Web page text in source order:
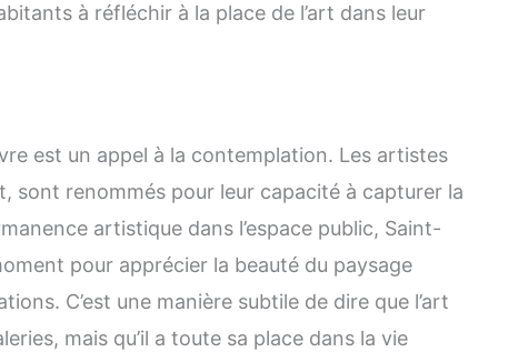
à réfléchir à la place de l’art dans leur
est un appel à la contemplation. Les artistes
sont renommés pour leur capacité à capturer la
artistique dans l’espace public, Saint-
pour apprécier la beauté du paysage
C’est une manière subtile de dire que l’art
mais qu’il a toute sa place dans la vie